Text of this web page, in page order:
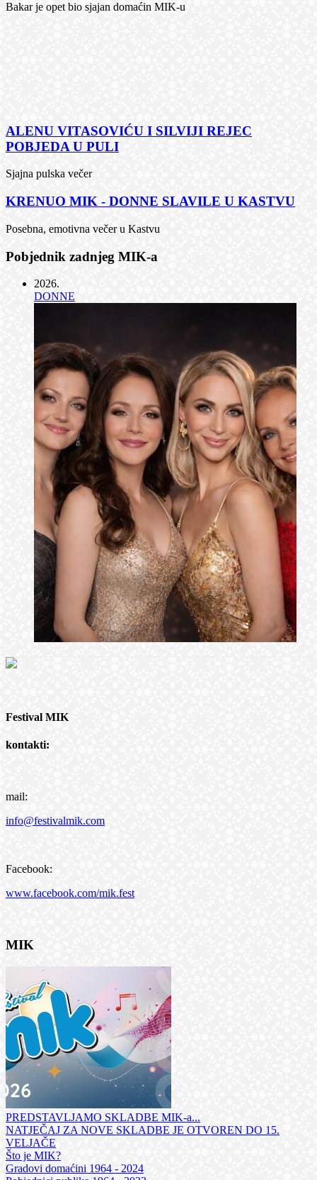
Bakar je opet bio sjajan domaćin MIK-u
ALENU VITASOVIĆU I SILVIJI REJEC
POBJEDA U PULI
Sjajna pulska večer
KRENUO MIK - DONNE SLAVILE U KASTVU
Posebna, emotivna večer u Kastvu
Pobjednik zadnjeg MIK-a
2026.
DONNE
Festival MIK
kontakti:
mail:
info@festivalmik.com
Facebook:
www.facebook.com/mik.fest
MIK
PREDSTAVLJAMO SKLADBE MIK-a...
NATJEČAJ ZA NOVE SKLADBE JE OTVOREN DO 15.
VELJAČE
Što je MIK?
Gradovi domaćini 1964 - 2024